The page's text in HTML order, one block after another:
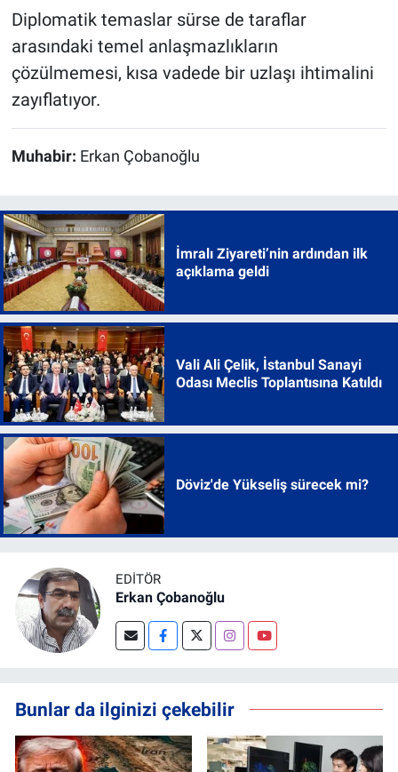
Diplomatik temaslar sürse de taraflar
arasındaki temel anlaşmazlıkların
çözülmemesi, kısa vadede bir uzlaşı ihtimalini
zayıflatıyor.
Muhabir: Erkan Çobanoğlu
İmralı Ziyareti’nin ardından ilk
açıklama geldi
Vali Ali Çelik, İstanbul Sanayi
Odası Meclis Toplantısına Katıldı
Döviz'de Yükseliş sürecek mi?
EDITÖR
Erkan Çobanoğlu
Bunlar da ilginizi çekebilir